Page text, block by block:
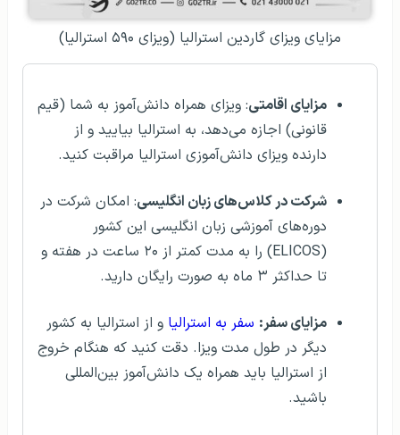
مزایای ویزای گاردین استرالیا (ویزای ۵۹۰ استرالیا)
مزایای اقامتی: ویزای همراه دانش‌آموز به شما (قیم
قانونی) اجازه می‌دهد، به استرالیا بیایید و از
دارنده ویزای دانش‌آموزی استرالیا مراقبت کنید.
شرکت در کلاس‌های زبان انگلیسی: امکان شرکت در
دوره‌های آموزشی زبان انگلیسی این کشور
(ELICOS) را به مدت کمتر از ۲۰ ساعت در هفته و
تا حداکثر ۳ ماه به صورت رایگان دارید.
مزایای سفر: سفر به استرالیا و از استرالیا به کشور
دیگر در طول مدت ویزا. دقت کنید که هنگام خروج
از استرالیا باید همراه یک دانش‌آموز بین‌المللی
باشید.